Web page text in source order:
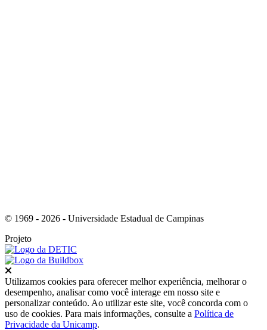
© 1969 - 2026 - Universidade Estadual de Campinas
Projeto
Utilizamos cookies para oferecer melhor experiência, melhorar o
desempenho, analisar como você interage em nosso site e
personalizar conteúdo. Ao utilizar este site, você concorda com o
uso de cookies. Para mais informações, consulte a Política de
Privacidade da Unicamp.